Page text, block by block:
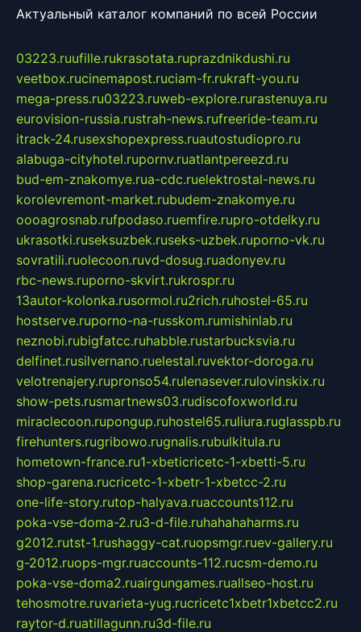
Актуальный каталог компаний по всей России
03223.ruufille.rukrasotata.ruprazdnikdushi.ru
veetbox.rucinemapost.ruciam-fr.rukraft-you.ru
mega-press.ru03223.ruweb-explore.rurastenuya.ru
eurovision-russia.rustrah-news.rufreeride-team.ru
itrack-24.rusexshopexpress.ruautostudiopro.ru
alabuga-cityhotel.rupornv.ruatlantpereezd.ru
bud-em-znakomye.rua-cdc.ruelektrostal-news.ru
korolevremont-market.rubudem-znakomye.ru
oooagrosnab.rufpodaso.ruemfire.rupro-otdelky.ru
ukrasotki.ruseksuzbek.ruseks-uzbek.ruporno-vk.ru
sovratili.ruolecoon.ruvd-dosug.ruadonyev.ru
rbc-news.ruporno-skvirt.rukrospr.ru
13autor-kolonka.rusormol.ru2rich.ruhostel-65.ru
hostserve.ruporno-na-russkom.rumishinlab.ru
neznobi.rubigfatcc.ruhabble.rustarbucksvia.ru
delfinet.rusilvernano.ruelestal.ruvektor-doroga.ru
velotrenajery.rupronso54.rulenasever.rulovinskix.ru
show-pets.rusmartnews03.rudiscofoxworld.ru
miraclecoon.rupongup.ruhostel65.ruliura.ruglasspb.ru
firehunters.rugribowo.rugnalis.rubulkitula.ru
hometown-france.ru1-xbeticricetc-1-xbetti-5.ru
shop-garena.rucricetc-1-xbetr-1-xbetcc-2.ru
one-life-story.rutop-halyava.ruaccounts112.ru
poka-vse-doma-2.ru3-d-file.ruhahahaharms.ru
g2012.rutst-1.rushaggy-cat.ruopsmgr.ruev-gallery.ru
g-2012.ruops-mgr.ruaccounts-112.rucsm-demo.ru
poka-vse-doma2.ruairgungames.ruallseo-host.ru
tehosmotre.ruvarieta-yug.rucricetc1xbetr1xbetcc2.ru
raytor-d.ruatillagunn.ru3d-file.ru